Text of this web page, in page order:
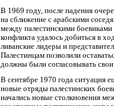
В 1969 году, после падения
на сближение с арабскими
между палестинскими
конфликта удалось добиться в
ливанские лидеры и
Палестинцам позволили
должны были согласовывать
В сентябре 1970 года ситуация
новые отряды палестинских
начались новые столкновения